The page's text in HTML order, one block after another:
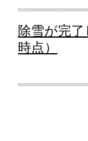
除雪が完
時点）